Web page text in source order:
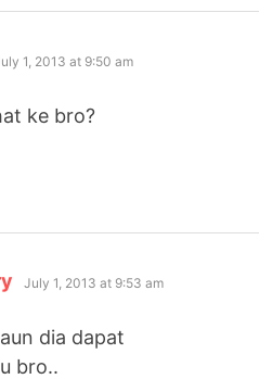
1, 2013 at 9:50 am
ke bro?
says:
July 1, 2013 at 9:53 am
dia dapat
bro..